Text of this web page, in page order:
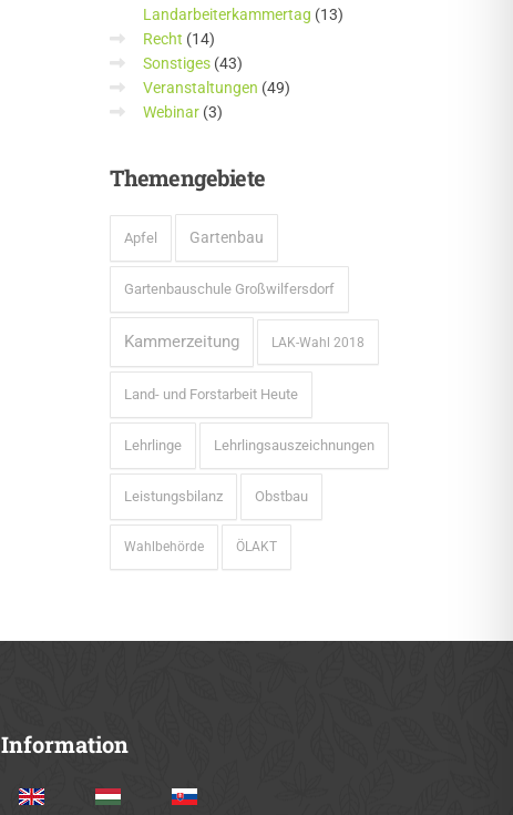
Landarbeiterkammertag (13)
Recht (14)
Sonstiges(43)
Veranstaltungen (49)
Webinar(3)
Themengebiete
Apfel Gartenbau
Gartenbauschule Großwilfersdorf
Kammerzeitung LAK-Wahl 2018
Land- und Forstarbeit Heute
Lehrlinge Lehrlingsauszeichnungen
Leistungsbilanz Obstbau
Wahlbehörde ÖLAKT
Information